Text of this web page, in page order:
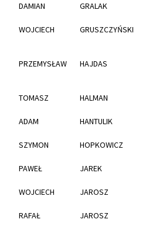
DAMIAN GRALAK
WOJCIECH GRUSZCZYŃSKI
PRZEMYSŁAW HAJDAS
TOMASZ HALMAN
ADAM HANTULIK
SZYMON HOPKOWICZ
PAWEŁ JAREK
WOJCIECH JAROSZ
RAFAŁ JAROSZ